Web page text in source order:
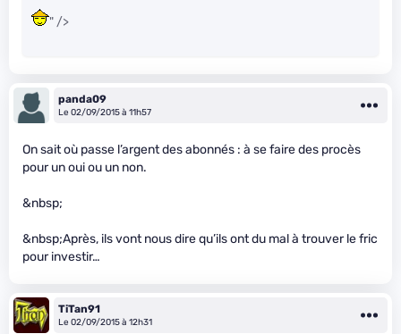
" />
panda09
Le 02/09/2015 à 11h57
On sait où passe l’argent des abonnés : à se faire des procès
pour un oui ou un non.
&nbsp;
&nbsp;Après, ils vont nous dire qu’ils ont du mal à trouver le fric
pour investir…
TiTan91
Le 02/09/2015 à 12h31